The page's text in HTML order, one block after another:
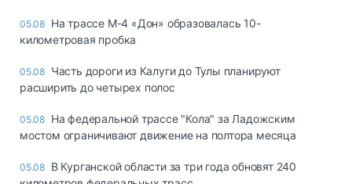
05.08 На трассе М-4 «Дон» образовалась 10-
километровая пробка
05.08 Часть дороги из Калуги до Тулы планируют
расширить до четырех полос
05.08 На федеральной трассе "Кола" за Ладожским
мостом ограничивают движение на полтора месяца
05.08 В Курганской области за три года обновят 240